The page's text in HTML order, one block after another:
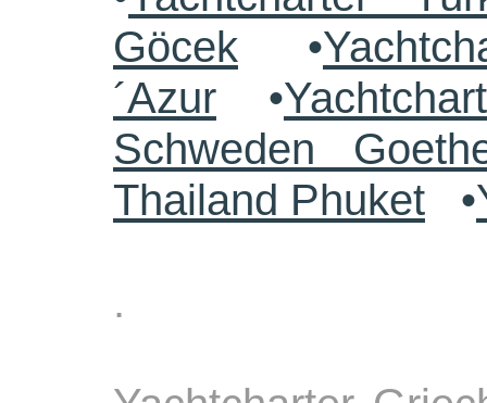
Göcek •
´Azur •
Schweden
Thailand Phuket •
.